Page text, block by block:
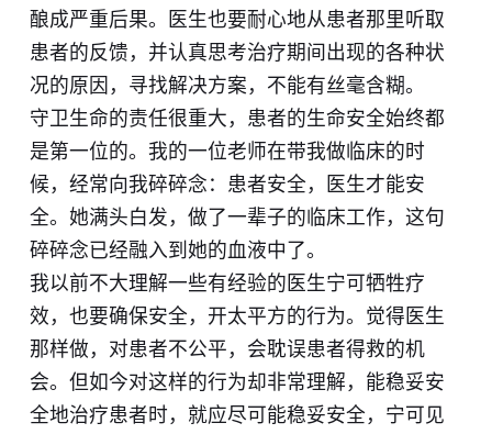
酿成严重后果。医生也要耐心地从患者那里听取
患者的反馈，并认真思考治疗期间出现的各种状
况的原因，寻找解决方案，不能有丝毫含糊。
守卫生命的责任很重大，患者的生命安全始终都
是第一位的。我的一位老师在带我做临床的时
候，经常向我碎碎念：患者安全，医生才能安
全。她满头白发，做了一辈子的临床工作，这句
碎碎念已经融入到她的血液中了。
我以前不大理解一些有经验的医生宁可牺牲疗
效，也要确保安全，开太平方的行为。觉得医生
那样做，对患者不公平，会耽误患者得救的机
会。但如今对这样的行为却非常理解，能稳妥安
全地治疗患者时，就应尽可能稳妥安全，宁可见